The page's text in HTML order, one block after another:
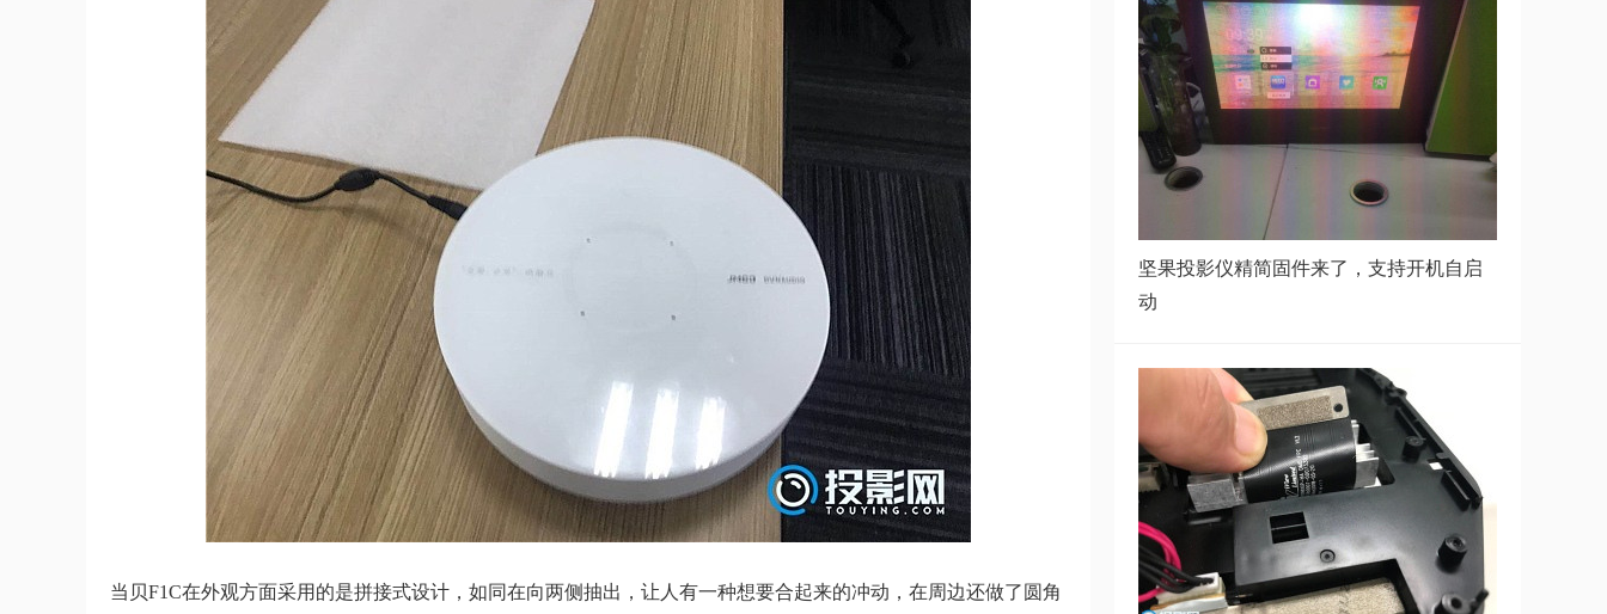
当贝F1C在外观方面采用的是拼接式设计，如同在向两侧抽出，让人有一种想要合起来的冲动，在周边还做了圆角
求助 坚果D6H 钉钉款 刷机固件
坚果O1S最新固件下载,坚果O1S固
件下载安装
坚果JmGO_J6S 1.1.52版本固件更
新
坚果P2最新固件包分享,附固件安
装方法
坚果投影仪精简固件来了，支持开机自启
动